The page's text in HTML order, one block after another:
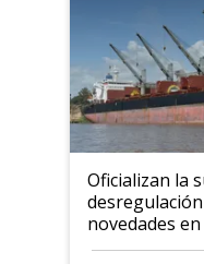
Oficializan la
novedades